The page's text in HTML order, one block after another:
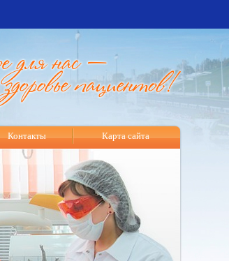
Контакты Карта сайта